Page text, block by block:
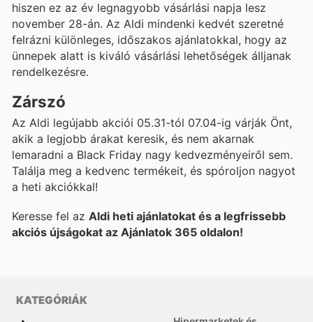
hiszen ez az év legnagyobb vásárlási napja lesz
november 28-án. Az Aldi mindenki kedvét szeretné
felrázni különleges, időszakos ajánlatokkal, hogy az
ünnepek alatt is kiváló vásárlási lehetőségek álljanak
rendelkezésre.
Zárszó
Az Aldi legújabb akciói 05.31-tól 07.04-ig várják Önt,
akik a legjobb árakat keresik, és nem akarnak
lemaradni a Black Friday nagy kedvezményeiről sem.
Találja meg a kedvenc termékeit, és spóroljon nagyot
a heti akciókkal!
Keresse fel az Aldi heti ajánlatokat és a legfrissebb
akciós újságokat az Ajánlatok 365 oldalon!
KATEGÓRIÁK